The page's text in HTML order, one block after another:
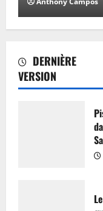
DERNIÈRE
VERSION